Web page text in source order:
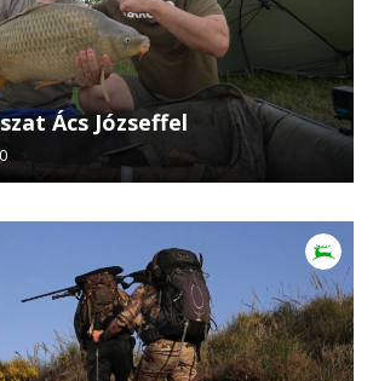
Ács Józseffel